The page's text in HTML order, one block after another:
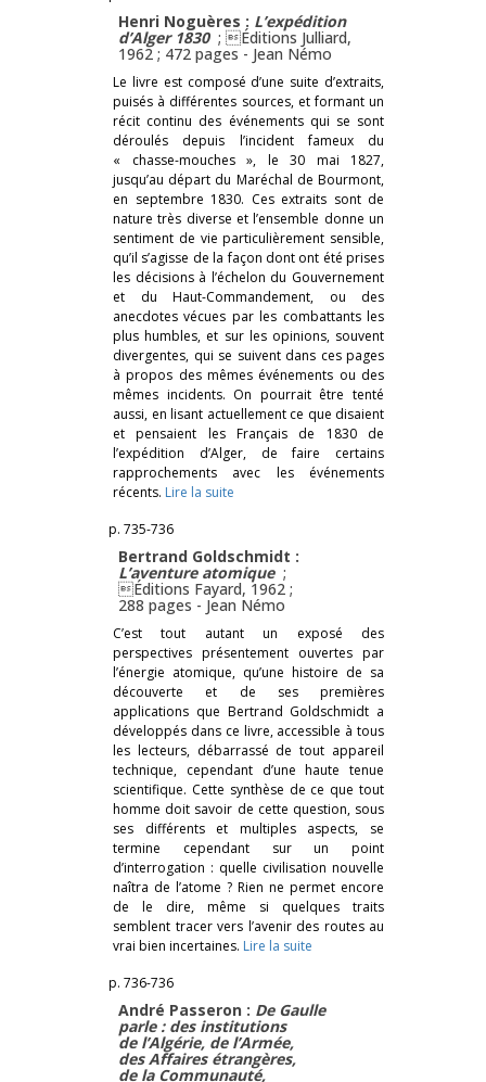
Henri Noguères : L’expédition
d’Alger 1830 ; Éditions Julliard,
1962 ; 472 pages - Jean Némo
Le livre est composé d’une suite d’extraits,
puisés à différentes sources, et formant un
récit continu des événements qui se sont
déroulés depuis l’incident fameux du
« chasse-mouches », le 30 mai 1827,
jusqu’au départ du Maréchal de Bourmont,
en septembre 1830. Ces extraits sont de
nature très diverse et l’ensemble donne un
sentiment de vie particulièrement sensible,
qu’il s’agisse de la façon dont ont été prises
les décisions à l’échelon du Gouvernement
et du Haut-Commandement, ou des
anecdotes vécues par les combattants les
plus humbles, et sur les opinions, souvent
divergentes, qui se suivent dans ces pages
à propos des mêmes événements ou des
mêmes incidents. On pourrait être tenté
aussi, en lisant actuellement ce que disaient
et pensaient les Français de 1830 de
l’expédition d’Alger, de faire certains
rapprochements avec les événements
récents. Lire la suite
p. 735-736
Bertrand Goldschmidt :
L’aventure atomique ;
Éditions Fayard, 1962 ;
288 pages - Jean Némo
C’est tout autant un exposé des
perspectives présentement ouvertes par
l’énergie atomique, qu’une histoire de sa
découverte et de ses premières
applications que Bertrand Goldschmidt a
développés dans ce livre, accessible à tous
les lecteurs, débarrassé de tout appareil
technique, cependant d’une haute tenue
scientifique. Cette synthèse de ce que tout
homme doit savoir de cette question, sous
ses différents et multiples aspects, se
termine cependant sur un point
d’interrogation : quelle civilisation nouvelle
naîtra de l’atome ? Rien ne permet encore
de le dire, même si quelques traits
semblent tracer vers l’avenir des routes au
vrai bien incertaines. Lire la suite
p. 736-736
André Passeron : De Gaulle
parle : des institutions
de l’Algérie, de l’Armée,
des Affaires étrangères,
de la Communauté,